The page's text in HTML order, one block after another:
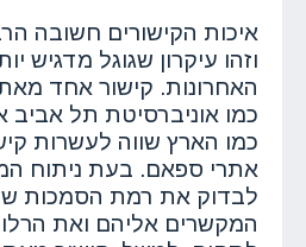
איכות הקישורים חשובה
וזהו עיקרון שגוגל מדגיש
האחרונות. קישור אחד
כמו אוניברסיטת תל אביב
כמו הארץ שווה לעשרות
אתרי ספאם. בעת ניתוח
לבדוק את רמת הסמכות
המקשרים אליהם ואת